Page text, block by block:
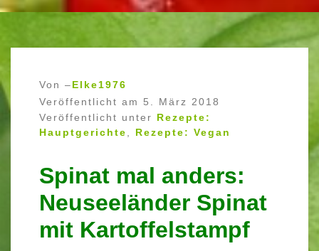
Von –Elke1976
Veröffentlicht am 5. März 2018
Veröffentlicht unter Rezepte:
Hauptgerichte
Rezepte: Vegan
Spinat mal anders:
Neuseeländer Spinat
mit Kartoffelstampf